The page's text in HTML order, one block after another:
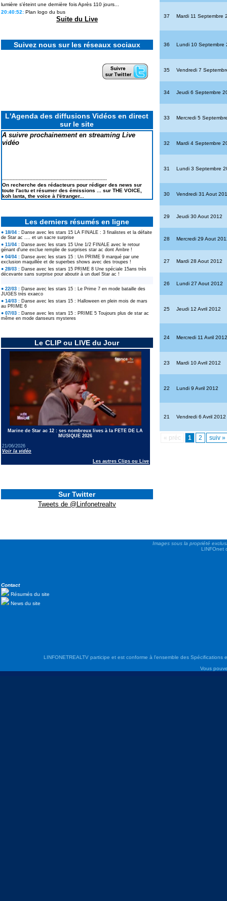
Marine en plein été dans les
festivals : « Tout a changé entre
les Zéniths et les festivals »
bannis : les révélations de
Christophe Beaugrand sur Secret
en solo ils en disent plus sur leurs
projets
Cynthia, vainqueure de Koh-Lanta
perdante. »
Ulysse de Star academy 12
intègre le casting d'une émission
phare de M6
géants et concerts du 4 Juillet
Le casting de SECRET STORY 14
lumière s'éteint une dernière fois Après 110 jours...
20:40:52: Plan logo du bus
Suite du Live
Suivez nous sur les réseaux sociaux
L'Agenda des diffusions Vidéos en direct
sur le site
A suivre prochainement en streaming Live
vidéo
---------------------------------------------------------------------
On recherche des rédacteurs pour rédiger des news sur
toute l'actu et résumer des émissions ... sur THE VOICE,
koh lanta, the voice à l'étranger...
Les derniers résumés en ligne
● 18/04 : Danse avec les stars 15 LA FINALE : 3 finalistes et la défaite
de Star ac .... et un sacre surprise
● 11/04 : Danse avec les stars 15 Une 1/2 FINALE avec le retour
génant d'une exclue remplie de surprises star ac dont Ambre !
● 04/04 : Danse avec les stars 15 : Un PRIME 9 marqué par une
exclusion maquillée et de superbes shows avec des troupes !
● 28/03 : Danse avec les stars 15 PRIME 8 Une spéciale 15ans très
décevante sans surprise pour aboutir à un duel Star ac !
● 22/03 : Danse avec les stars 15 : Le Prime 7 en mode bataille des
JUGES très exaeco
● 14/03 : Danse avec les stars 15 : Halloween en plein mois de mars
au PRIME 6
● 07/03 : Danse avec les stars 15 : PRIME 5 Toujours plus de star ac
même en mode danseurs mysteres
Le CLIP ou LIVE du Jour
Marine de Star ac 12 : ses nombreux lives à la FETE DE LA
MUSIQUE 2026
21/06/2026
Voir la vidéo
Les autres Clips ou Live
Sur Twitter
Tweets de @Linfonetrealtv
37 Mardi 11 Septembre
36 Lundi 10 Septembre
35 Vendredi 7
34 Jeudi 6 Septembre
33 Mercredi 5
32 Mardi 4 Septembre
31 Lundi 3 Septembre
30 Vendredi 31 Aout
29 Jeudi 30 Aout 2012
28 Mercredi 29 Aout
27 Mardi 28 Aout 2012
26 Lundi 27 Aout 2012
25 Jeudi 12 Avril 2012
24 Mercredi 11 Avril 2012
23 Mardi 10 Avril 2012
22 Lundi 9 Avril 2012
21 Vendredi 6 Avril 2012
« préc 1 2 suiv »
Contact
Résumés du site
News du site
Images sous la propriété
LINFOnet
LINFONETREALTV participe et est conforme à l'ensemble des
Vous